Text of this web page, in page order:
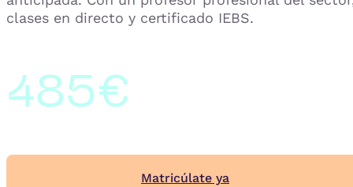
clases en directo y certificado IEBS.
485€
Matricúlate ya